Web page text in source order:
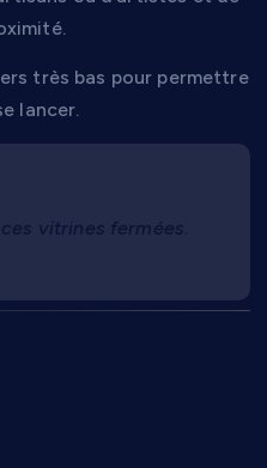
très bas pour permettre
lancer.
vitrines fermées.